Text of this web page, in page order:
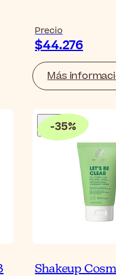
Precio
$44.276
Más
-35%
Shakeup